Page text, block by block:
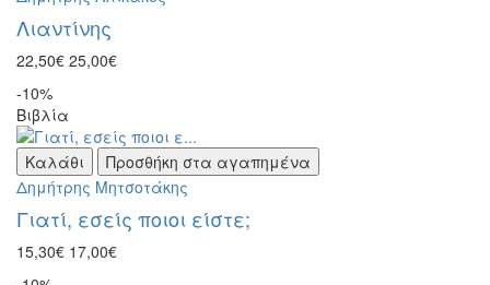
Λιαντίνης
22,50€ 25,00€
-10%
Βιβλία
Καλάθι
Προσθήκη στα αγαπημένα
Δημήτρης Μητσοτάκης
Γιατί, εσείς ποιοι είστε;
15,30€ 17,00€